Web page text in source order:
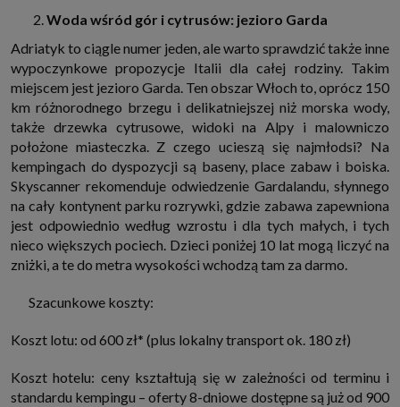
wykorzystują również podmioty z Grupy SAGIER oraz nasi Zaufani
Partnerzy, którzy także chcą dopasowywać reklamy do Twoich preferencji.
Twoim urządzeniu końcowym (tj. twój komputer, tablet, smartphone itp.),
które przeglądarka wysyła do serwera przy każdorazowym wejściu na
stronę z tego urządzenia, podczas gdy odwiedzasz strony w Internecie.
Szczegółową informację na temat plików cookie i ich funkcjonowania
znajdzieszpod tym linkiem. Pod tym linkiem znajdziesz także informację
o tym jak zmienić ustawienia przeglądarki, aby ograniczyć lub wyłączyć
funkcjonowanie plików cookies itp. oraz jak usunąć takie pliki z Twojego
urządzenia.
Twoje uprawnienia
Przysługują Ci następujące uprawnienia wobec Twoich danych i ich
przetwarzania przez nas, inne podmioty z Grupy SAGIER i Zaufanych
Partnerów:
1. Jeśli udzieliłeś zgody na przetwarzanie danych możesz ją w każdej
chwili wycofać (cofnięcie zgody oczywiście nie uchyli zgodności z prawem
przetwarzania już dokonanego na jej podstawie);
sprostowania, usunięcia lub ograniczenia przetwarzania, prawo do
przeniesienia danych, wyrażenia sprzeciwu wobec przetwarzania danych
jest Prezes Urzędu Ochrony Danych Osobowych.Pod tym adresem
Woda wśród gór i cytrusów: jezioro Garda
Adriatyk to ciągle numer jeden, ale warto sprawdzić także inne
wypoczynkowe propozycje Italii dla całej rodziny. Takim
miejscem jest jezioro Garda. Ten obszar Włoch to, oprócz 150
km różnorodnego brzegu i delikatniejszej niż morska wody,
także drzewka cytrusowe, widoki na Alpy i malowniczo
położone miasteczka. Z czego ucieszą się najmłodsi? Na
kempingach do dyspozycji są baseny, place zabaw i boiska.
Skyscanner rekomenduje odwiedzenie Gardalandu, słynnego
na cały kontynent parku rozrywki, gdzie zabawa zapewniona
jest odpowiednio według wzrostu i dla tych małych, i tych
nieco większych pociech. Dzieci poniżej 10 lat mogą liczyć na
zniżki, a te do metra wysokości wchodzą tam za darmo.
Szacunkowe koszty:
Koszt lotu: od 600 zł* (plus lokalny transport ok. 180 zł)
Koszt hotelu: ceny kształtują się w zależności od terminu i
standardu kempingu – oferty 8-dniowe dostępne są już od 900